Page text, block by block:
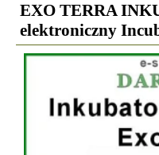
EXO TERRA
elektroniczny